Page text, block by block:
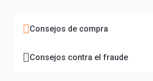
Consejos de compra
Consejos contra el fraude